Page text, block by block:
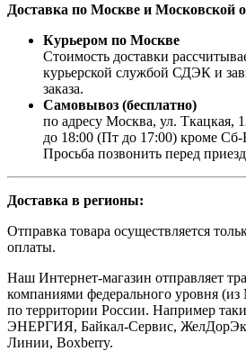
Доставка по Москве и Московской
Курьером по Москве
Стоимость доставки
курьерской службой СДЭК и
заказа.
Самовывоз (бесплатно)
по адресу Москва, ул. Ткацкая,
до 18:00 (Пт до 17:00) кроме
Просьба позвонить перед
Доставка в регионы:
Отправка товара осуществляется
оплаты.
Наш Интернет-магазин отправляет
компаниями федерального уровня
по территории России. Например
ЭНЕРГИЯ, Байкал-Сервис,
Линии, Boxberry.